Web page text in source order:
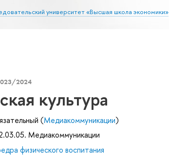
университет «Высшая школа экономики»
2024
культура
(Медиакоммуникации)
Медиакоммуникации
физического воспитания